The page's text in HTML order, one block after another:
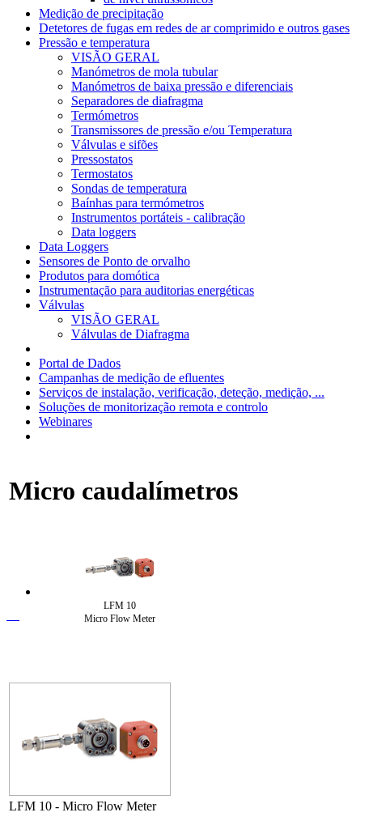
Medição de precipitação
Detetores de fugas em redes de ar comprimido e outros gases
Pressão e temperatura
VISÃO GERAL
Manómetros de mola tubular
Manómetros de baixa pressão e diferenciais
Separadores de diafragma
Termómetros
Transmissores de pressão e/ou Temperatura
Válvulas e sifões
Pressostatos
Termostatos
Sondas de temperatura
Baínhas para termómetros
Instrumentos portáteis - calibração
Data loggers
Data Loggers
Sensores de Ponto de orvalho
Produtos para domótica
Instrumentação para auditorias energéticas
Válvulas
VISÃO GERAL
Válvulas de Diafragma
Portal de Dados
Campanhas de medição de efluentes
Serviços de instalação, verificação, deteção, medição, ...
Soluções de monitorização remota e controlo
Webinares
Micro caudalímetros
LFM 10
Micro Flow Meter
LFM 10 - Micro Flow Meter